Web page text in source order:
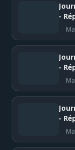
-
-
-